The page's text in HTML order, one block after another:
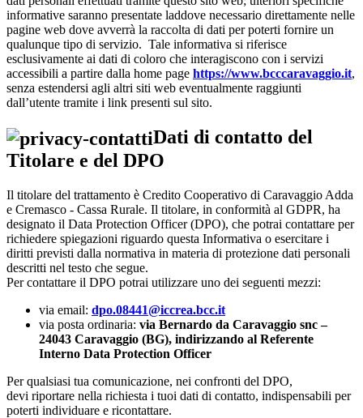
informative saranno presentate laddove necessario direttamente nelle
pagine web dove avverrà la raccolta di dati per poterti fornire un
qualunque tipo di servizio. Tale informativa si riferisce
esclusivamente ai dati di coloro che interagiscono con i servizi
accessibili a partire dalla home page https://www.bcccaravaggio.it,
senza estendersi agli altri siti web eventualmente raggiunti
dall’utente tramite i link presenti sul sito.
Dati di contatto del
Titolare e del DPO
Il titolare del trattamento è Credito Cooperativo di Caravaggio Adda
e Cremasco - Cassa Rurale. Il titolare, in conformità al GDPR, ha
designato il Data Protection Officer (DPO), che potrai contattare per
richiedere spiegazioni riguardo questa Informativa o esercitare i
diritti previsti dalla normativa in materia di protezione dati personali
descritti nel testo che segue.
Per contattare il DPO potrai utilizzare uno dei seguenti mezzi:
via email: dpo.08441@iccrea.bcc.it
via posta ordinaria: via Bernardo da Caravaggio snc –
24043 Caravaggio (BG), indirizzando al Referente
Interno Data Protection Officer
Per qualsiasi tua comunicazione, nei confronti del DPO,
devi riportare nella richiesta i tuoi dati di contatto, indispensabili per
poterti individuare e ricontattare.